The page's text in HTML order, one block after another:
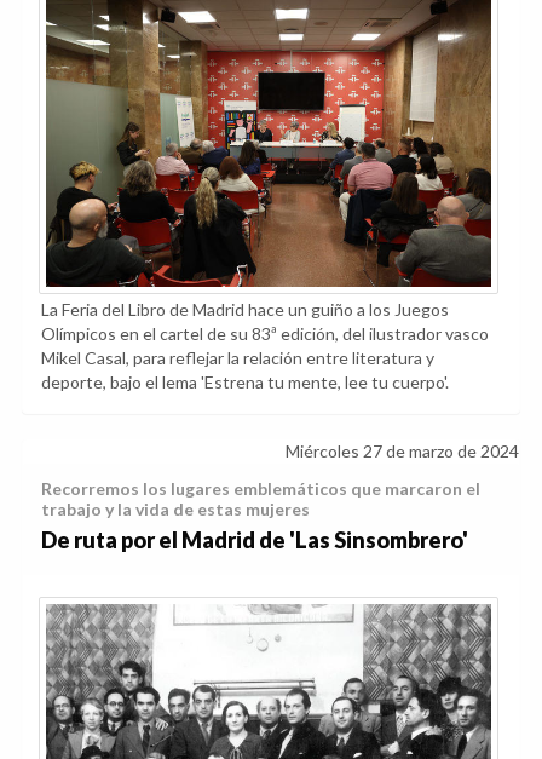
La Feria del Libro de Madrid hace un guiño a los Juegos
Olímpicos en el cartel de su 83ª edición, del ilustrador vasco
Mikel Casal, para reflejar la relación entre literatura y
deporte, bajo el lema 'Estrena tu mente, lee tu cuerpo'.
Miércoles 27 de marzo de 2024
Recorremos los lugares emblemáticos que marcaron el
trabajo y la vida de estas mujeres
De ruta por el Madrid de 'Las Sinsombrero'